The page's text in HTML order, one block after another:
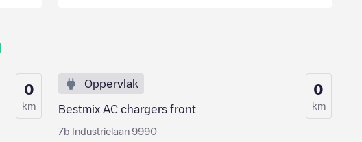
0
km
Oppervlak
Bestmix AC chargers front
7b Industrielaan 9990
0
km